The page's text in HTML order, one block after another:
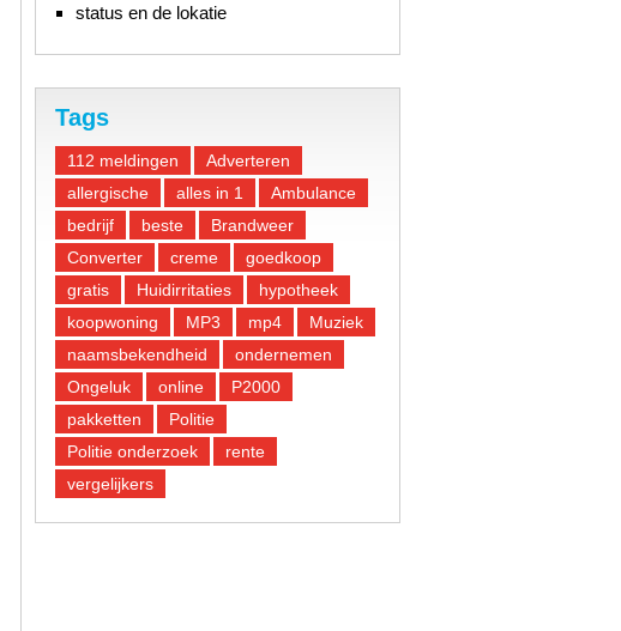
status en de lokatie
Tags
112 meldingen
Adverteren
allergische
alles in 1
Ambulance
bedrijf
beste
Brandweer
Converter
creme
goedkoop
gratis
Huidirritaties
hypotheek
koopwoning
MP3 mp4
Muziek
naamsbekendheid
ondernemen
Ongeluk
online
P2000
pakketten
Politie
Politie onderzoek
rente
vergelijkers